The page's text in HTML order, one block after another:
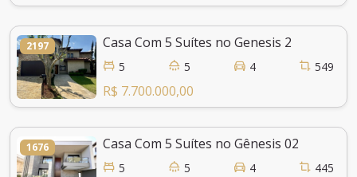
2197 Casa Com 5 Suítes no Genesis 2
5 5 4 549
R$ 7.700.000,00
1676 Casa Com 5 Suítes no Gênesis 02
5 5 4 445